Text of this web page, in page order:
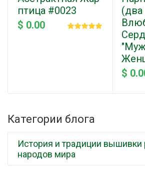
птица #0023
$ 0.00
(два
$
Категории блога
История и традиции вышивки
народов мира